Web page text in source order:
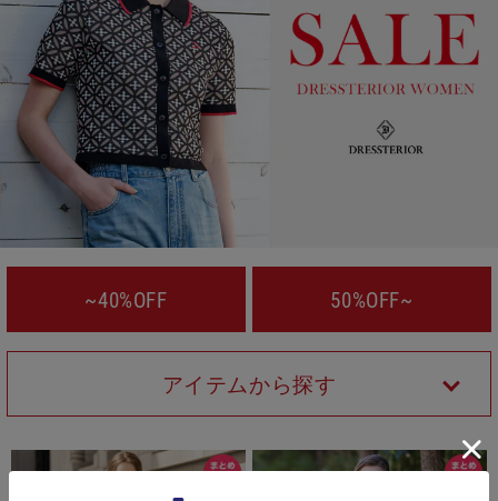
~40%OFF 50%OFF~
アイテムから探す